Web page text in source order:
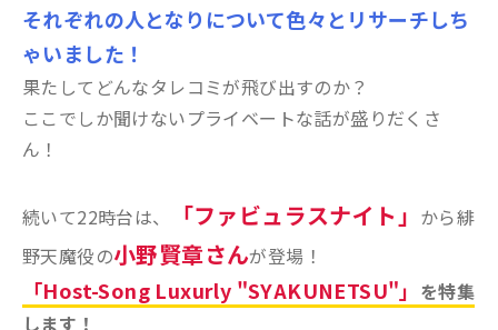
それぞれの人となりについて色々とリサーチしち
ゃいました！
果たしてどんなタレコミが飛び出すのか？
ここでしか聞けないプライベートな話が盛りだくさ
ん！
続いて22時台は、 「ファビュラスナイト」 から緋
野天魔役の小野賢章さんが登場！
「Host-Song Luxurly "SYAKUNETSU"」 を特集
します！